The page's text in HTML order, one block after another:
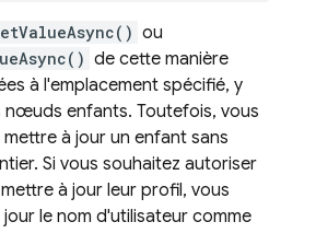
ou
de cette manière
à l'emplacement spécifié, y
nœuds enfants. Toutefois, vous
à jour un enfant sans
Si vous souhaitez autoriser
à jour leur profil, vous
le nom d'utilisateur comme